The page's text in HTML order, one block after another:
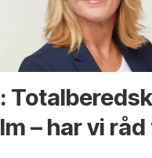
– har vi råd